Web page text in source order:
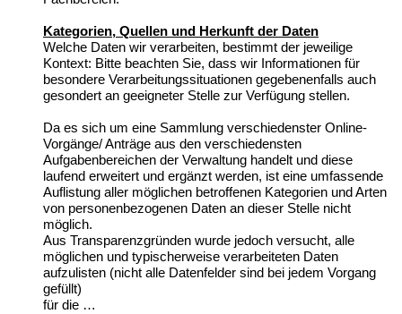
Kategorien, Quellen und Herkunft der Daten
Welche Daten wir verarbeiten, bestimmt der jeweilige
Kontext: Bitte beachten Sie, dass wir Informationen für
besondere Verarbeitungssituationen gegebenenfalls auch
gesondert an geeigneter Stelle zur Verfügung stellen.
Da es sich um eine Sammlung verschiedenster Online-
Vorgänge/ Anträge aus den verschiedensten
Aufgabenbereichen der Verwaltung handelt und diese
laufend erweitert und ergänzt werden, ist eine umfassende
Auflistung aller möglichen betroffenen Kategorien und Arten
von personenbezogenen Daten an dieser Stelle nicht
möglich.
Aus Transparenzgründen wurde jedoch versucht, alle
möglichen und typischerweise verarbeiteten Daten
aufzulisten (nicht alle Datenfelder sind bei jedem Vorgang
gefüllt)
für die …